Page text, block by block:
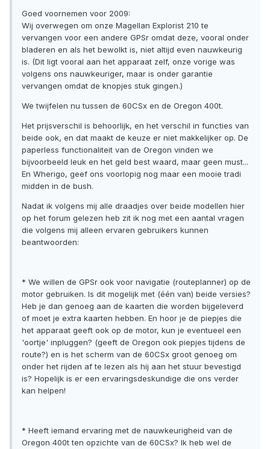
Goed voornemen voor 2009:
Wij overwegen om onze Magellan Explorist 210 te
vervangen voor een andere GPSr omdat deze, vooral onder
bladeren en als het bewolkt is, niet altijd even nauwkeurig
is. (Dit ligt vooral aan het apparaat zelf, onze vorige was
volgens ons nauwkeuriger, maar is onder garantie
vervangen omdat de knopjes stuk gingen.)
We twijfelen nu tussen de 60CSx en de Oregon 400t.
Het prijsverschil is behoorlijk, en het verschil in functies van
beide ook, en dat maakt de keuze er niet makkelijker op. De
paperless functionaliteit van de Oregon vinden we
bijvoorbeeld leuk en het geld best waard, maar geen must...
En Wherigo, geef ons voorlopig nog maar een mooie tradi
midden in de bush.
Nadat ik volgens mij alle draadjes over beide modellen hier
op het forum gelezen heb zit ik nog met een aantal vragen
die volgens mij alleen ervaren gebruikers kunnen
beantwoorden:
* We willen de GPSr ook voor navigatie (routeplanner) op de
motor gebruiken. Is dit mogelijk met (één van) beide versies?
Heb je dan genoeg aan de kaarten die worden bijgeleverd
of moet je extra kaarten hebben. En hoor je de piepjes die
het apparaat geeft ook op de motor, kun je eventueel een
'oortje' inpluggen? (geeft de Oregon ook piepjes tijdens de
route?) en is het scherm van de 60CSx groot genoeg om
onder het rijden af te lezen als hij aan het stuur bevestigd
is? Hopelijk is er een ervaringsdeskundige die ons verder
kan helpen!
* Heeft iemand ervaring met de nauwkeurigheid van de
Oregon 400t ten opzichte van de 60CSx? Ik heb wel de